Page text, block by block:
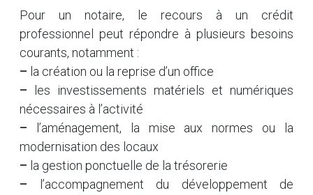
Pour un notaire, le recours à un crédit
professionnel peut répondre à plusieurs besoins
courants, notamment :
– la création ou la reprise d’un office
– les investissements matériels et numériques
nécessaires à l’activité
– l’aménagement, la mise aux normes ou la
modernisation des locaux
– la gestion ponctuelle de la trésorerie
– l’accompagnement du développement de